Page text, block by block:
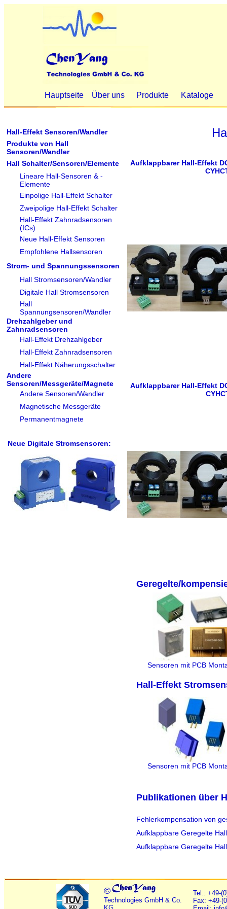
Hauptseite Über uns Produkte Kataloge
Hall-Effekt Sensoren/Wandler
Produkte von Hall
Sensoren/Wandler
Hall Schalter/Sensoren/Elemente
Lineare Hall-Sensoren & -
Elemente
Einpolige Hall-Effekt Schalter
Zweipolige Hall-Effekt Schalter
Hall-Effekt Zahnradsensoren
(ICs)
Neue Hall-Effekt Sensoren
Empfohlene Hallsensoren
Strom- und Spannungssensoren
Hall Stromsensoren/Wandler
Digitale Hall Stromsensoren
Hall
Spannungsensoren/Wandler
Drehzahlgeber und
Zahnradsensoren
Hall-Effekt Drehzahlgeber
Hall-Effekt Zahnradsensoren
Hall-Effekt Näherungsschalter
Andere
Sensoren/Messgeräte/Magnete
Andere Sensoren/Wandler
Magnetische Messgeräte
Permanentmagnete
Neue Digitale Stromsensoren:
Aufklappbarer Hall-Effekt
Aufklappbarer Hall-Effekt
Geregelte/
Sensoren mit PCB
Hall-Effekt
Sensoren mit PCB
Publikationen über
Fehlerkompensation von
Aufklappbare Geregelte
Aufklappbare Geregelte
©
Technologies GmbH & Co.
Tel.: +49-
Fax: +49-